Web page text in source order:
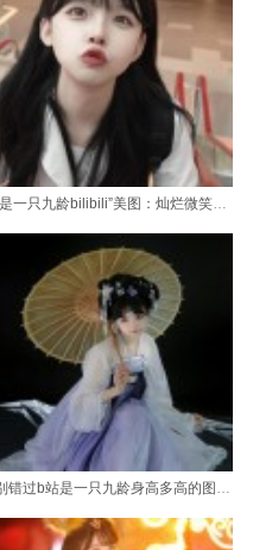
“是一只九龄bilibili”美图：灿烂微笑，温柔如水
别错过b站是一只九龄身高多高的图包，里面有许多珍贵的原图哦